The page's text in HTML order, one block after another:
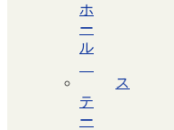
ホ
ー
ル
ス
テ
ー